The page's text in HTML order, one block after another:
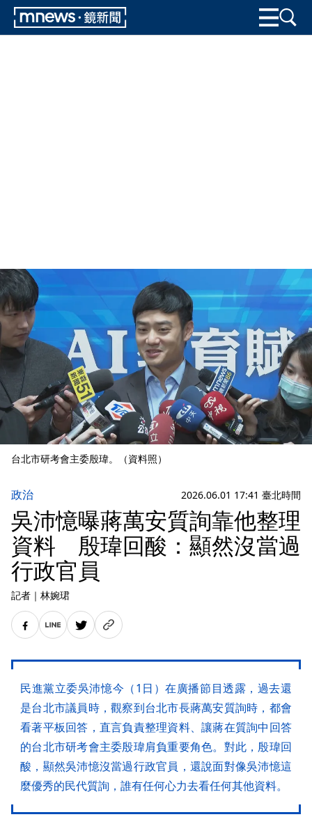
台北市研考會主委殷瑋。（資料照）
政治 2026.06.01 17:41 臺北時間
吳沛憶曝蔣萬安質詢靠他整理
資料 殷瑋回酸：顯然沒當過
行政官員
記者 ｜ 林婉珺
民進黨立委吳沛憶今（1日）在廣播節目透露，過去還
是台北市議員時，觀察到台北市長蔣萬安質詢時，都會
看著平板回答，直言負責整理資料、讓蔣在質詢中回答
的台北市研考會主委殷瑋肩負重要角色。對此，殷瑋回
酸，顯然吳沛憶沒當過行政官員，還說面對像吳沛憶這
麼優秀的民代質詢，誰有任何心力去看任何其他資料。